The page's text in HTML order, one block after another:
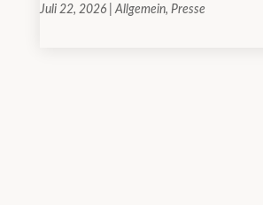
Juli 22, 2026|Allgemein, Presse